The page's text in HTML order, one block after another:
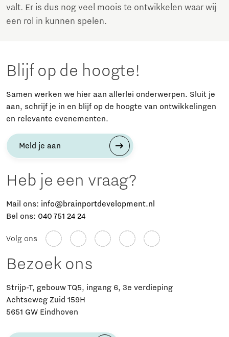
valt. Er is dus nog veel moois te ontwikkelen waar wij
een rol in kunnen spelen.
Blijf op de hoogte!
Samen werken we hier aan allerlei onderwerpen. Sluit je
aan, schrijf je in en blijf op de hoogte van ontwikkelingen
en relevante evenementen.
Meld je aan
Heb je een vraag?
Mail ons: info@brainportdevelopment.nl
Bel ons: 040 751 24 24
Volg ons
Bezoek ons
Strijp-T, gebouw TQ5, ingang 6, 3e verdieping
Achtseweg Zuid 159H
5651 GW Eindhoven